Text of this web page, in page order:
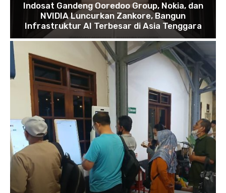
Indosat Gandeng Ooredoo Group, Nokia, dan
NVIDIA Luncurkan Zankore, Bangun
Infrastruktur AI Terbesar di Asia Tenggara